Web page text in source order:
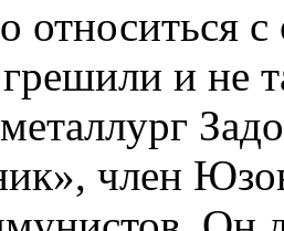
относиться
и не
член